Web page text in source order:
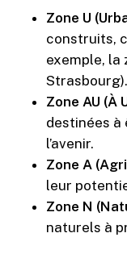
Zone U
construits,
exemple, la
Strasbourg).
Zone AU (À
destinées
l’avenir.
Zone A
leur
Zone N
naturels à